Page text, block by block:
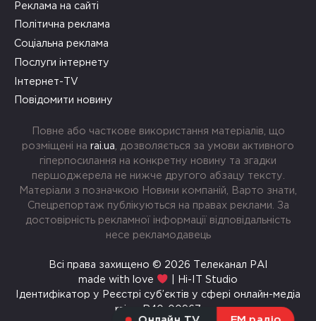
Реклама на сайті
Політична реклама
Соціальна реклама
Послуги інтернету
Інтернет-TV
Повідомити новину
Повне або часткове використання матеріалів, що
розміщені на rai.ua , дозволяється за умови активного
гіперпосилання на конкретну новину та згадки
першоджерела не нижче другого абзацу тексту.
Матеріали з позначкою Новини компаній, Варто знати,
Спецрепортаж публікуються на правах реклами. За
достовірність рекламної інформації відповідальність
несе рекламодавець
Всі права захищено © 2026 Телеканал РАІ
made with love
| Hi-IT Studio
Ідентифікатор у Реєстрі суб’єктів у сфері онлайн-медіа
rai.ua R40-00967